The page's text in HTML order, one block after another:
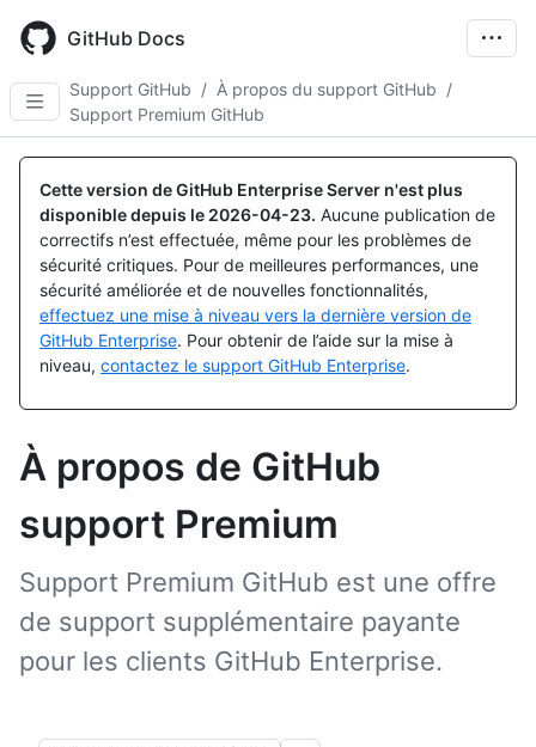
main
content
GitHub Docs
Support GitHub / À propos du support GitHub /
Support Premium GitHub
Cette version de GitHub Enterprise Server n'est plus
disponible depuis le 2026-04-23. Aucune publication de
correctifs n’est effectuée, même pour les problèmes de
sécurité critiques. Pour de meilleures performances, une
sécurité améliorée et de nouvelles fonctionnalités,
effectuez une mise à niveau vers la dernière version de
GitHub Enterprise. Pour obtenir de l’aide sur la mise à
niveau, contactez le support GitHub Enterprise.
À propos de GitHub
support Premium
Support Premium GitHub est une offre
de support supplémentaire payante
pour les clients GitHub Enterprise.